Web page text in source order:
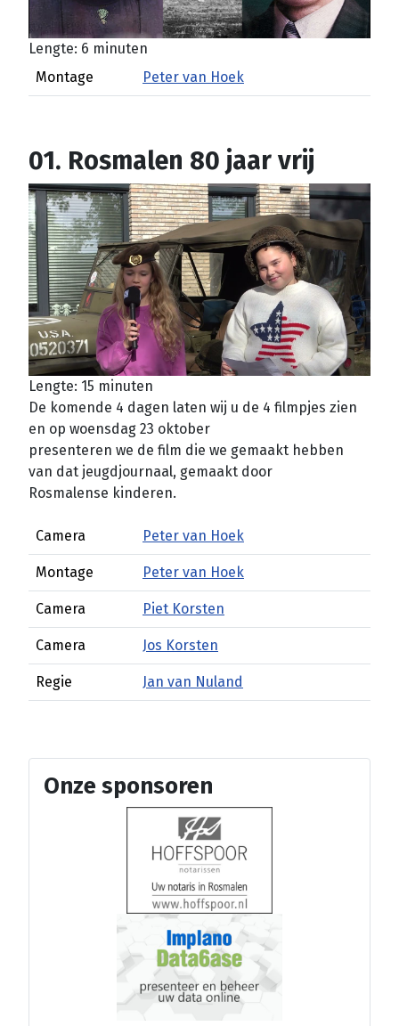
Lengte: 6 minuten
Montage
Peter van Hoek
01. Rosmalen 80 jaar vrij
Lengte: 15 minuten
De komende 4 dagen laten wij u de 4 filmpjes zien
en op woensdag 23 oktober
presenteren we de film die we gemaakt hebben
van dat jeugdjournaal, gemaakt door
Rosmalense kinderen.
Camera Peter van Hoek
Montage Peter van Hoek
Camera Piet Korsten
Camera Jos Korsten
Regie Jan van Nuland
Onze sponsoren